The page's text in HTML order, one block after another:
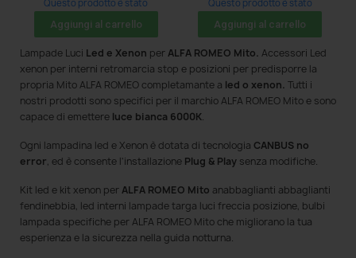
Questo prodotto è stato
acquistato: 8 volte
Aggiungi al carrello
Questo prodotto è stato
acquistato: 38 volte
Aggiungi al carrello
Lampade Luci Led e Xenon perALFA ROMEO Mito. Accessori Led
xenon per interni retromarcia stop e posizioni per predisporre la
propria Mito ALFA ROMEO completamante a led o xenon. Tutti i
nostri prodotti sono specifici per il marchio ALFA ROMEO Mito e sono
capace di emettere luce bianca 6000K.
Ogni lampadina led e Xenon è dotata di tecnologia CANBUS no
error, ed è consente l'installazione Plug & Play senza modifiche.
Kit led e kit xenon perALFA ROMEO Mito anabbaglianti abbaglianti
fendinebbia, led interni lampade targa luci freccia posizione, bulbi
lampada specifiche per ALFA ROMEO Mito che migliorano la tua
esperienza e la sicurezza nella guida notturna.